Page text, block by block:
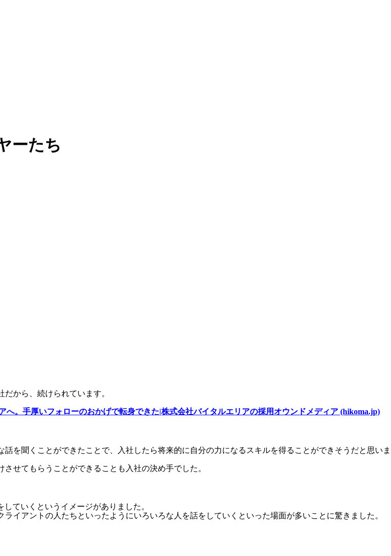
ーたち
から、続けられています。
へ。手厚いフォローのおかげで転身できた|株式会社バイタルエリアの採用オウンドメディア (hikoma.jp)
を聞くことができたことで、入社したら将来的に自分の力になるスキルを得ることができそうだと思いま
せてもらうことができることも入社の決め手でした。
ていくというイメージがありました。
イアントの人たちといったようにいろいろな人を話をしていくといった場面が多いことに驚きました。